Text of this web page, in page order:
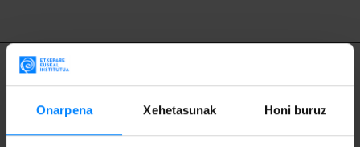
Onarpena Xehetasunak Honi buruz
Lotutako edukia